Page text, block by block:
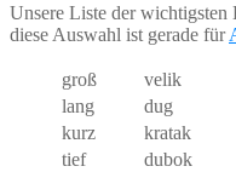
Unsere Liste der
diese Auswahl ist gerade für
groß
velik
lang
dug
kurz
kratak
tief
dubok